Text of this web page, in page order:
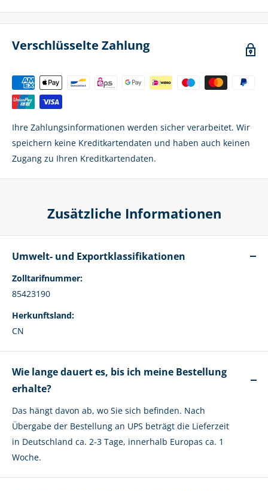
Verschlüsselte Zahlung
Ihre Zahlungsinformationen werden sicher verarbeitet. Wir
speichern keine Kreditkartendaten und haben auch keinen
Zugang zu Ihren Kreditkartendaten.
Zusätzliche Informationen
Umwelt- und Exportklassifikationen
Zolltarifnummer:
85423190
Herkunftsland:
CN
Wie lange dauert es, bis ich meine Bestellung
erhalte?
Das hängt davon ab, wo Sie sich befinden. Nach
Übergabe der Bestellung an UPS beträgt die Lieferzeit
in Deutschland ca. 2-3 Tage, innerhalb Europas ca. 1
Woche.